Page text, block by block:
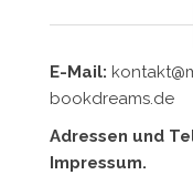
E-Mail:
bookdreams.de
Adressen und
Impressum.